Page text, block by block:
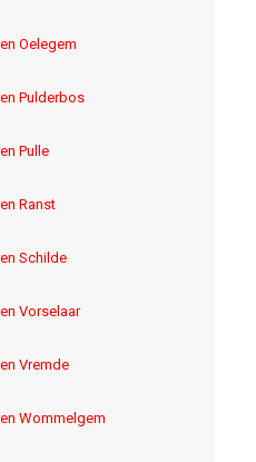
Oelegem
Pulderbos
Pulle
Ranst
Schilde
Vorselaar
Vremde
Wommelgem